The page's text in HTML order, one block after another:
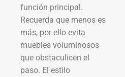
función principal.
Recuerda que menos es
más, por ello evita
muebles voluminosos
que obstaculicen el
paso. El estilo